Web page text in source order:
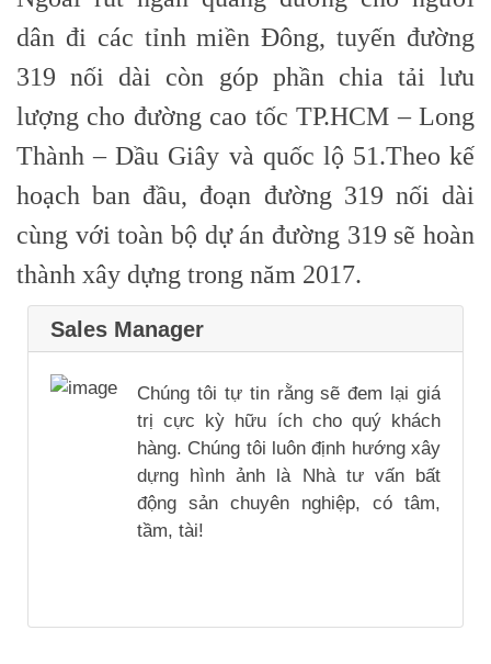
dân đi các tỉnh miền Đông, tuyến đường
319 nối dài còn góp phần chia tải lưu
lượng cho đường cao tốc TP.HCM – Long
Thành – Dầu Giây và quốc lộ 51.Theo kế
hoạch ban đầu, đoạn đường 319 nối dài
cùng với toàn bộ dự án đường 319 sẽ hoàn
thành xây dựng trong năm 2017.
Sales Manager
Chúng tôi tự tin rằng sẽ đem lại giá
trị cực kỳ hữu ích cho quý khách
hàng. Chúng tôi luôn định hướng xây
dựng hình ảnh là Nhà tư vấn bất
động sản chuyên nghiệp, có tâm,
tầm, tài!